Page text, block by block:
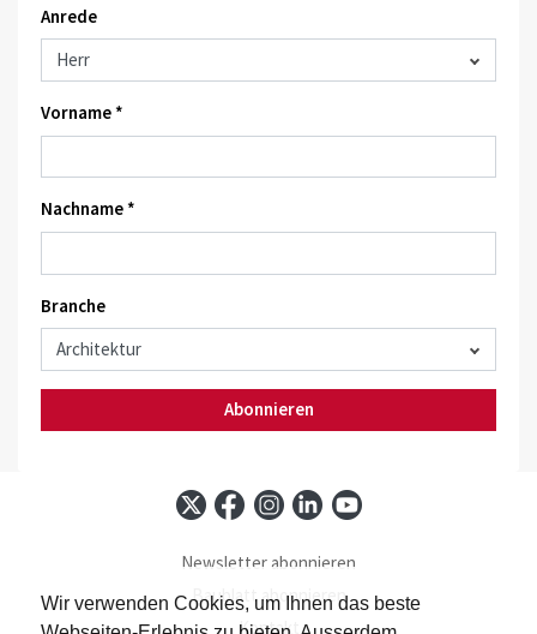
Wir verwenden Cookies, um Ihnen das beste
Anrede
Vorname *
Nachname *
Branche
Abonnieren
Newsletter abonnieren
Baublatt abonnieren
Kontakt